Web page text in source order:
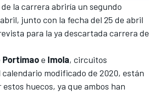
la carrera abriría un segundo
junto con la fecha del 25 de abril
para la ya descartada carrera de
Portimaoe Imola, circuitos
modificado de 2020, están
huecos, ya que ambos han